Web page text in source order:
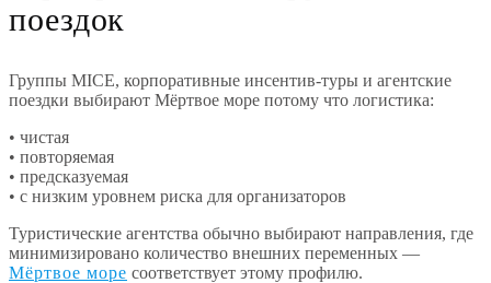
поездок
Группы MICE, корпоративные инсентив-туры и агентские
поездки выбирают Мёртвое море потому что логистика:
• чистая
• повторяемая
• предсказуемая
• с низким уровнем риска для организаторов
Туристические агентства обычно выбирают направления, где
минимизировано количество внешних переменных —
Мёртвое море соответствует этому профилю.